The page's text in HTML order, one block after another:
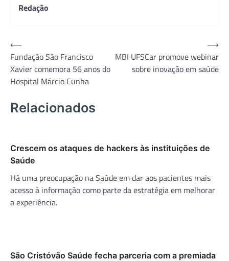
Redação
Navegação
de
Post
⟵
Fundação São Francisco
Xavier comemora 56 anos do
Hospital Márcio Cunha
MBI UFSCar promove webinar
sobre inovação em saúde
⟶
Relacionados
Crescem os ataques de hackers às instituições de
Saúde
Há uma preocupação na Saúde em dar aos pacientes mais
acesso à informação como parte da estratégia em melhorar
a experiência.
São Cristóvão Saúde fecha parceria com a premiada